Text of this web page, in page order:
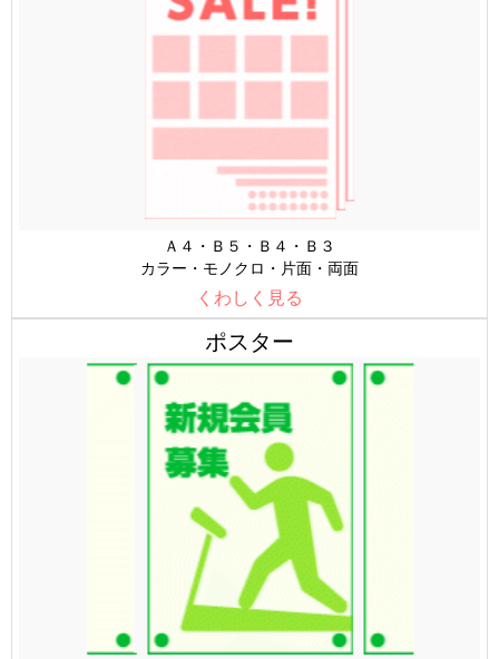
Ａ４・Ｂ５・Ｂ４・Ｂ３
カラー・モノクロ・片面・両面
くわしく見る
ポスター